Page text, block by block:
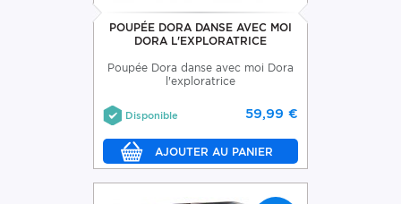
POUPÉE DORA DANSE AVEC MOI
DORA L'EXPLORATRICE
Poupée Dora danse avec moi Dora
l'exploratrice
59,99 €
Disponible